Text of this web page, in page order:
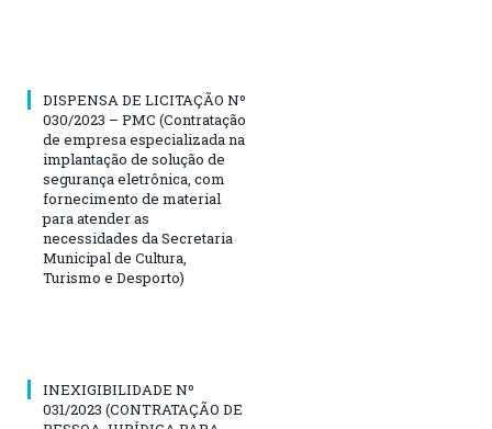
DISPENSA DE LICITAÇÃO Nº
030/2023 – PMC (Contratação
de empresa especializada na
implantação de solução de
segurança eletrônica, com
fornecimento de material
para atender as
necessidades da Secretaria
Municipal de Cultura,
Turismo e Desporto)
INEXIGIBILIDADE Nº
031/2023 (CONTRATAÇÃO DE